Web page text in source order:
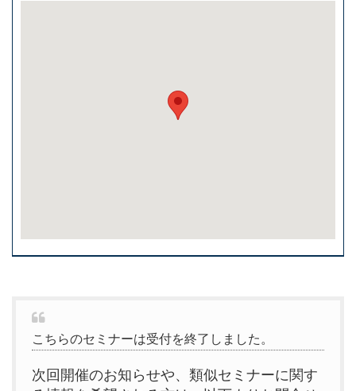
こちらのセミナーは受付を終了しました。
次回開催のお知らせや、類似セミナーに関す